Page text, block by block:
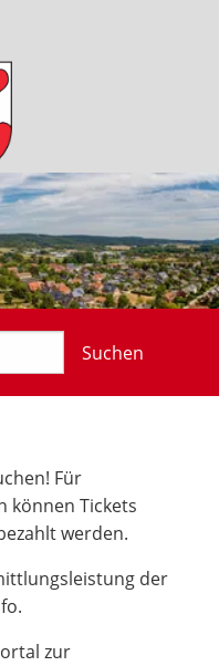
Suchen
Für
können Tickets
werden.
der
zur